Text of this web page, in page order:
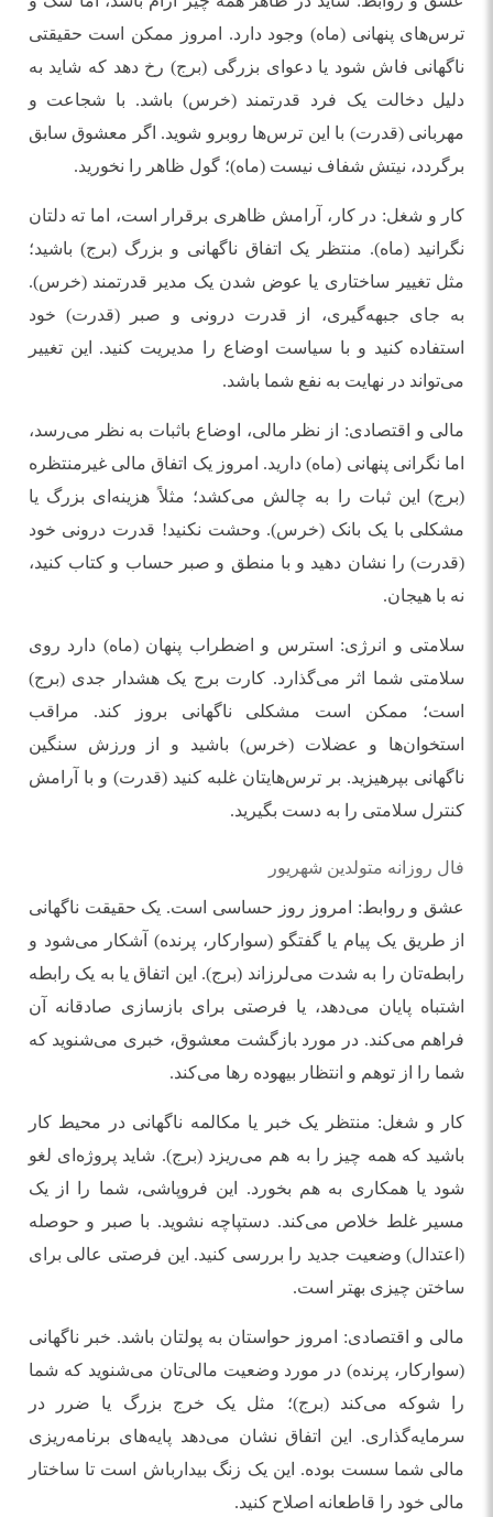
ترس‌های پنهانی (ماه) وجود دارد. امروز ممکن است حقیقتی
ناگهانی فاش شود یا دعوای بزرگی (برج) رخ دهد که شاید به
دلیل دخالت یک فرد قدرتمند (خرس) باشد. با شجاعت و
مهربانی (قدرت) با این ترس‌ها روبرو شوید. اگر معشوق سابق
برگردد، نیتش شفاف نیست (ماه)؛ گول ظاهر را نخورید.
کار و شغل: در کار، آرامش ظاهری برقرار است، اما ته دلتان
نگرانید (ماه). منتظر یک اتفاق ناگهانی و بزرگ (برج) باشید؛
مثل تغییر ساختاری یا عوض شدن یک مدیر قدرتمند (خرس).
به جای جبهه‌گیری، از قدرت درونی و صبر (قدرت) خود
استفاده کنید و با سیاست اوضاع را مدیریت کنید. این تغییر
می‌تواند در نهایت به نفع شما باشد.
مالی و اقتصادی: از نظر مالی، اوضاع باثبات به نظر می‌رسد،
اما نگرانی پنهانی (ماه) دارید. امروز یک اتفاق مالی غیرمنتظره
(برج) این ثبات را به چالش می‌کشد؛ مثلاً هزینه‌ای بزرگ یا
مشکلی با یک بانک (خرس). وحشت نکنید! قدرت درونی خود
(قدرت) را نشان دهید و با منطق و صبر حساب و کتاب کنید،
نه با هیجان.
سلامتی و انرژی: استرس و اضطراب پنهان (ماه) دارد روی
سلامتی شما اثر می‌گذارد. کارت برج یک هشدار جدی (برج)
است؛ ممکن است مشکلی ناگهانی بروز کند. مراقب
استخوان‌ها و عضلات (خرس) باشید و از ورزش سنگین
ناگهانی بپرهیزید. بر ترس‌هایتان غلبه کنید (قدرت) و با آرامش
کنترل سلامتی را به دست بگیرید.
فال روزانه متولدین شهریور
عشق و روابط: امروز روز حساسی است. یک حقیقت ناگهانی
از طریق یک پیام یا گفتگو (سوارکار، پرنده) آشکار می‌شود و
رابطه‌تان را به شدت می‌لرزاند (برج). این اتفاق یا به یک رابطه
اشتباه پایان می‌دهد، یا فرصتی برای بازسازی صادقانه آن
فراهم می‌کند. در مورد بازگشت معشوق، خبری می‌شنوید که
شما را از توهم و انتظار بیهوده رها می‌کند.
کار و شغل: منتظر یک خبر یا مکالمه ناگهانی در محیط کار
باشید که همه چیز را به هم می‌ریزد (برج). شاید پروژه‌ای لغو
شود یا همکاری به هم بخورد. این فروپاشی، شما را از یک
مسیر غلط خلاص می‌کند. دستپاچه نشوید. با صبر و حوصله
(اعتدال) وضعیت جدید را بررسی کنید. این فرصتی عالی برای
ساختن چیزی بهتر است.
مالی و اقتصادی: امروز حواستان به پولتان باشد. خبر ناگهانی
(سوارکار، پرنده) در مورد وضعیت مالی‌تان می‌شنوید که شما
را شوکه می‌کند (برج)؛ مثل یک خرج بزرگ یا ضرر در
سرمایه‌گذاری. این اتفاق نشان می‌دهد پایه‌های برنامه‌ریزی
مالی شما سست بوده. این یک زنگ بیدارباش است تا ساختار
مالی خود را قاطعانه اصلاح کنید.